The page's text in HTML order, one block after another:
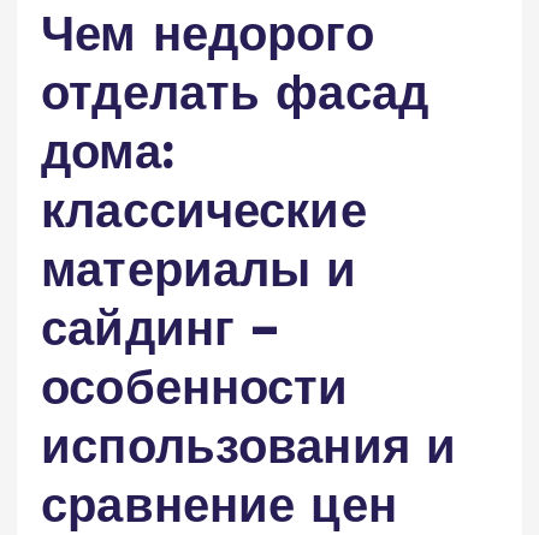
Чем недорого
отделать фасад
дома:
классические
материалы и
сайдинг –
особенности
использования и
сравнение цен